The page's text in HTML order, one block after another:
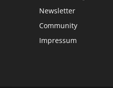
Newsletter
Community
Impressum